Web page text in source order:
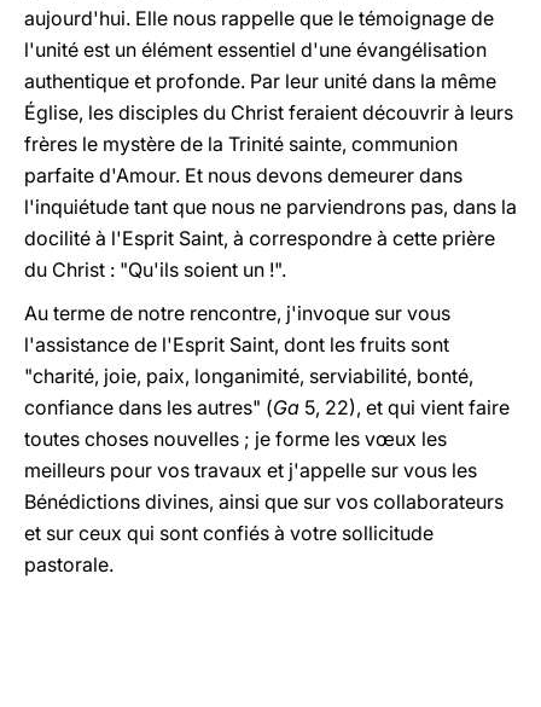
aujourd'hui. Elle nous rappelle que le témoignage de
l'unité est un élément essentiel d'une évangélisation
authentique et profonde. Par leur unité dans la même
Église, les disciples du Christ feraient découvrir à leurs
frères le mystère de la Trinité sainte, communion
parfaite d'Amour. Et nous devons demeurer dans
l'inquiétude tant que nous ne parviendrons pas, dans la
docilité à l'Esprit Saint, à correspondre à cette prière
du Christ : "Qu'ils soient un !".
Au terme de notre rencontre, j'invoque sur vous
l'assistance de l'Esprit Saint, dont les fruits sont
"charité, joie, paix, longanimité, serviabilité, bonté,
confiance dans les autres" (Ga 5, 22), et qui vient faire
toutes choses nouvelles ; je forme les vœux les
meilleurs pour vos travaux et j'appelle sur vous les
Bénédictions divines, ainsi que sur vos collaborateurs
et sur ceux qui sont confiés à votre sollicitude
pastorale.